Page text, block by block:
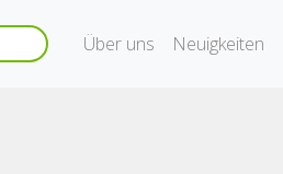
Über uns Neuigkeiten